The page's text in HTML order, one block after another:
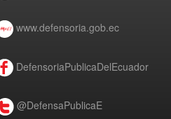
www.defensoria.gob.ec
DefensoriaPublicaDelEcuador
@DefensaPublicaE